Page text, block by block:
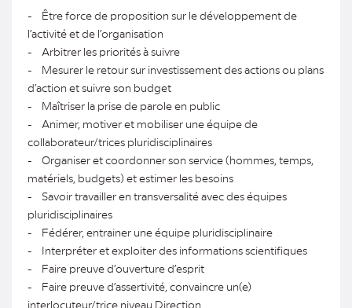
- Être force de proposition sur le développement de
l’activité et de l’organisation
- Arbitrer les priorités à suivre
- Mesurer le retour sur investissement des actions ou plans
d’action et suivre son budget
- Maîtriser la prise de parole en public
- Animer, motiver et mobiliser une équipe de
collaborateur/trices pluridisciplinaires
- Organiser et coordonner son service (hommes, temps,
matériels, budgets) et estimer les besoins
- Savoir travailler en transversalité avec des équipes
pluridisciplinaires
- Fédérer, entrainer une équipe pluridisciplinaire
- Interpréter et exploiter des informations scientifiques
- Faire preuve d’ouverture d’esprit
- Faire preuve d’assertivité, convaincre un(e)
interlocuteur/trice niveau Direction